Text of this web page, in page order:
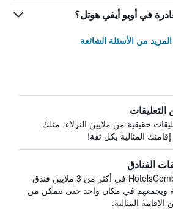
في أويو أيفي هوتل؟
من الأسئلة الشائعة
التعليقات
حقيقية من ملايين النزلاء، مثلك
المثالية بكل ثقة!
الفنادق
يبحث HotelsCombined في أكثر من 3 ملايين فندق
ويجمعهم في مكان واحد حتى تتمكن من
المثالية.